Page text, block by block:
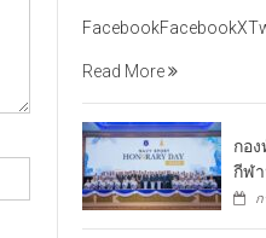
Read More
กอ
กีฬ
ก